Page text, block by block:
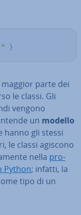
}
parte dei
le classi. Gli
vengono
un modello
hanno gli stessi
le classi agiscono
nella pro­
Python; infatti, la
tipo di un